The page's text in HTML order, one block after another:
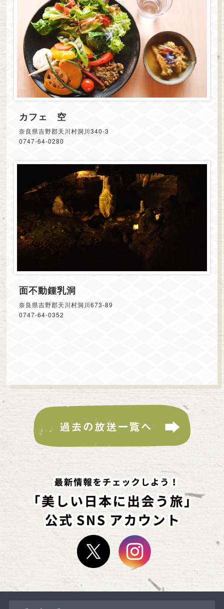
カフェ 空
奈良県吉野郡天川村洞川340-3
0747-64-0280
面不動鍾乳洞
奈良県吉野郡天川村洞川673-89
0747-64-0352